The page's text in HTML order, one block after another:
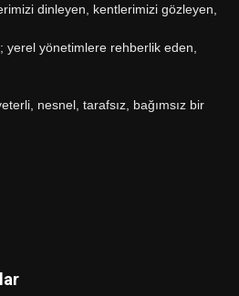
dinleyen, kentlerimizi gözleyen,
yerel yönetimlere rehberlik eden,
nesnel, tarafsız, bağımsız bir